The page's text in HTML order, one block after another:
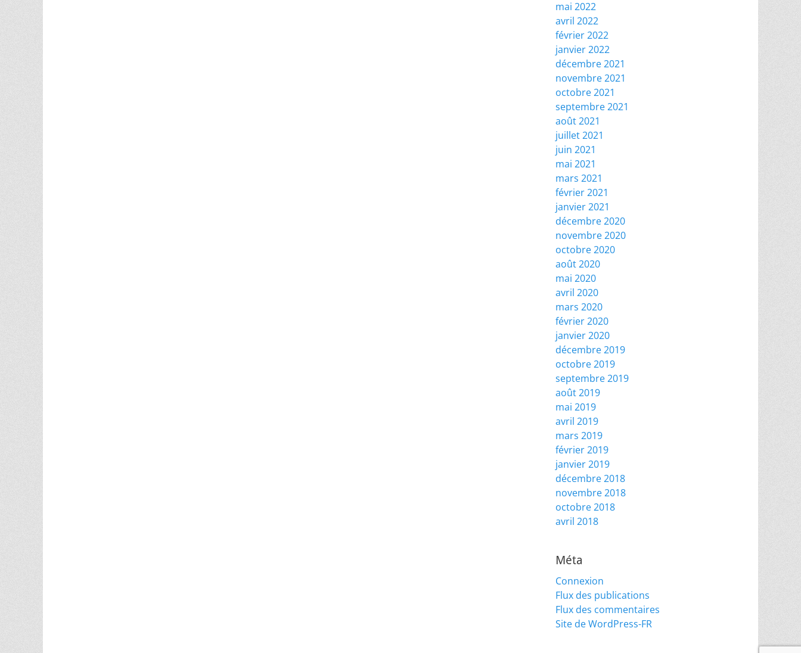
mai 2022
avril 2022
février 2022
janvier 2022
décembre 2021
novembre 2021
octobre 2021
septembre 2021
août 2021
juillet 2021
juin 2021
mai 2021
mars 2021
février 2021
janvier 2021
décembre 2020
novembre 2020
octobre 2020
août 2020
mai 2020
avril 2020
mars 2020
février 2020
janvier 2020
décembre 2019
octobre 2019
septembre 2019
août 2019
mai 2019
avril 2019
mars 2019
février 2019
janvier 2019
décembre 2018
novembre 2018
octobre 2018
avril 2018
Méta
Connexion
Flux des publications
Flux des commentaires
Site de WordPress-FR